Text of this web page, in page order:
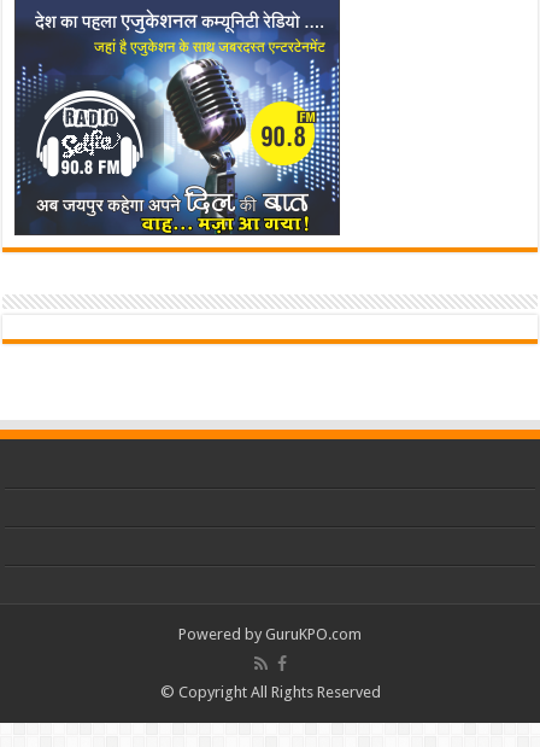
Powered by GuruKPO.com
© Copyright All Rights Reserved